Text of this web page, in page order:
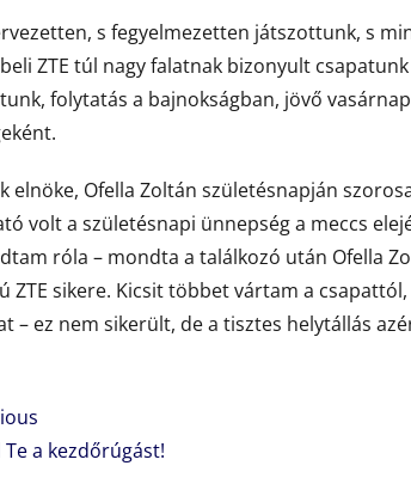
s fegyelmezetten játszottunk, s
ZTE túl nagy falatnak bizonyult
folytatás a bajnokságban, jövő
elnöke, Ofella Zoltán születésnapján
volt a születésnapi ünnepség a meccs
róla – mondta a találkozó után Ofella
ZTE sikere. Kicsit többet vártam a
– ez nem sikerült, de a tisztes helytállás
Te a kezdőrúgást!